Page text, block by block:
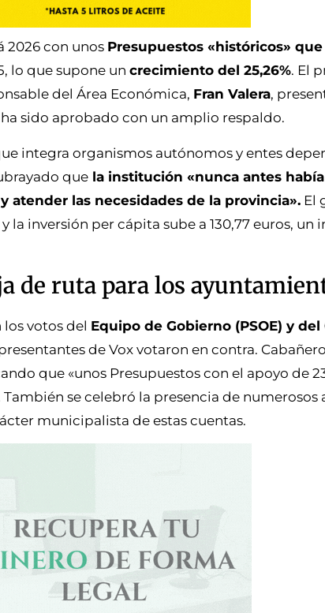
2026 con unos Presupuestos «históricos» que
lo que supone un crecimiento del 25,26%. El
del Área Económica, Fran Valera,
sido aprobado con un amplio respaldo.
integra organismos autónomos y entes
que la institución «nunca antes
atender las necesidades de la provincia». El
y la inversión per cápita sube a 130,77 euros,
de ruta para los
votos del Equipo de Gobierno (PSOE) y
de Vox votaron en contra.
que «unos Presupuestos con el apoyo de
También se celebró la presencia de numerosos
municipalista de estas cuentas.